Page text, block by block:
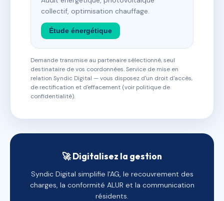
collectif, optimisation chauffage.
Étude énergétique
Demande transmise au partenaire sélectionné, seul
destinataire de vos coordonnées. Service de mise en
relation Syndic Digital — vous disposez d'un droit d'accès,
de rectification et d'effacement (voir politique de
confidentialité).
🚀 Digitalisez la gestion
Syndic Digital simplifie l'AG, le recouvrement des
charges, la conformité ALUR et la communication
résidents.